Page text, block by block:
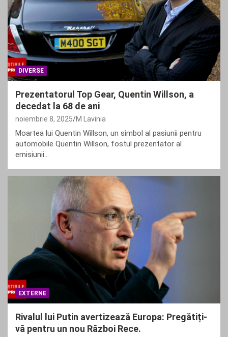
DIVERSE
Prezentatorul Top Gear, Quentin Willson, a
decedat la 68 de ani
noiembrie 8, 2025 M Lavinia
Moartea lui Quentin Willson, un simbol al pasiunii pentru
automobile Quentin Willson, fostul prezentator al
emisiunii…
EXTERNE
Rivalul lui Putin avertizează Europa: Pregătiți-
vă pentru un nou Război Rece.